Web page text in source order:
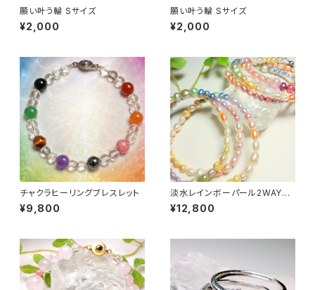
願い叶う輪 Sサイズ
¥2,000
願い叶う輪 Sサイズ
¥2,000
チャクラヒーリングブレスレット
¥9,800
淡水レインボーパール2WAYネ
ックレス&ブレスレット〜全体運
アップ〜
¥12,800